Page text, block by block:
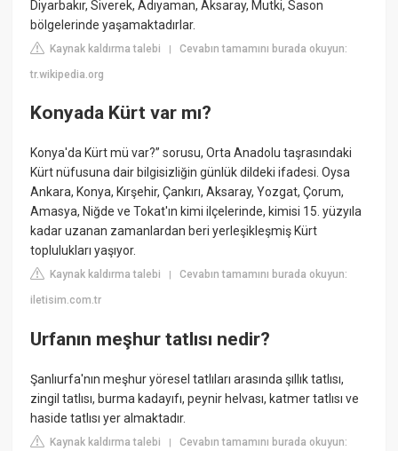
Diyarbakır, Siverek, Adıyaman, Aksaray, Mutki, Sason
bölgelerinde yaşamaktadırlar.
Kaynak kaldırma talebi |Cevabın tamamını burada okuyun:
tr.wikipedia.org
Konyada Kürt var mı?
Konya'da Kürt mü var?” sorusu, Orta Anadolu taşrasındaki
Kürt nüfusuna dair bilgisizliğin günlük dildeki ifadesi. Oysa
Ankara, Konya, Kırşehir, Çankırı, Aksaray, Yozgat, Çorum,
Amasya, Niğde ve Tokat'ın kimi ilçelerinde, kimisi 15. yüzyıla
kadar uzanan zamanlardan beri yerleşikleşmiş Kürt
toplulukları yaşıyor.
Kaynak kaldırma talebi |Cevabın tamamını burada okuyun:
iletisim.com.tr
Urfanın meşhur tatlısı nedir?
Şanlıurfa'nın meşhur yöresel tatlıları arasında şıllık tatlısı,
zingil tatlısı, burma kadayıfı, peynir helvası, katmer tatlısı ve
haside tatlısı yer almaktadır.
Kaynak kaldırma talebi |Cevabın tamamını burada okuyun: